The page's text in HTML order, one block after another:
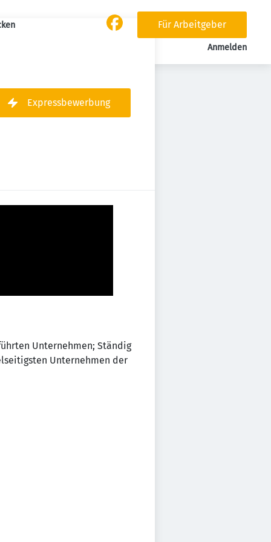
Für Arbeitgeber
Anmelden
Expressbewerbung
Unternehmen; Ständig
Unternehmen der